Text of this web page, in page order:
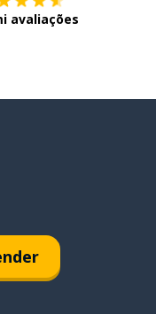
avaliações